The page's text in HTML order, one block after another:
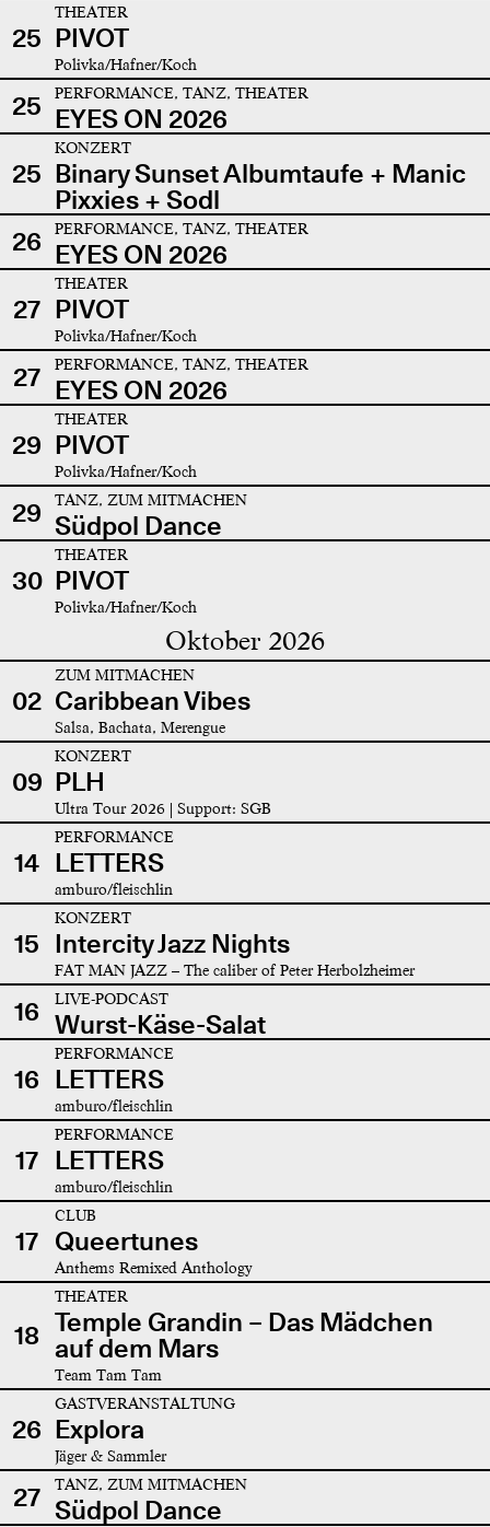
25
THEATER
PIVOT
Polivka/Hafner/Koch
25 PERFORMANCE, TANZ, THEATER
EYES ON 2026
25
KONZERT
Binary Sunset Albumtaufe + Manic
Pixxies + Sodl
26
PERFORMANCE, TANZ, THEATER
EYES ON 2026
27
THEATER
PIVOT
Polivka/Hafner/Koch
27 PERFORMANCE, TANZ, THEATER
EYES ON 2026
29
THEATER
PIVOT
Polivka/Hafner/Koch
29 TANZ, ZUM MITMACHEN
Südpol Dance
30
THEATER
PIVOT
Polivka/Hafner/Koch
Oktober 2026
02
ZUM MITMACHEN
Caribbean Vibes
Salsa, Bachata, Merengue
09
KONZERT
PLH
Ultra Tour 2026 | Support: SGB
14
PERFORMANCE
LETTERS
amburo/fleischlin
15
KONZERT
Intercity Jazz Nights
FAT MAN JAZZ – The caliber of Peter Herbolzheimer
16 LIVE-PODCAST
Wurst-Käse-Salat
16
PERFORMANCE
LETTERS
amburo/fleischlin
17
PERFORMANCE
LETTERS
amburo/fleischlin
17
CLUB
Queertunes
Anthems Remixed Anthology
18
THEATER
Temple Grandin – Das Mädchen
auf dem Mars
Team Tam Tam
26
GASTVERANSTALTUNG
Explora
Jäger & Sammler
27 TANZ, ZUM MITMACHEN
Südpol Dance